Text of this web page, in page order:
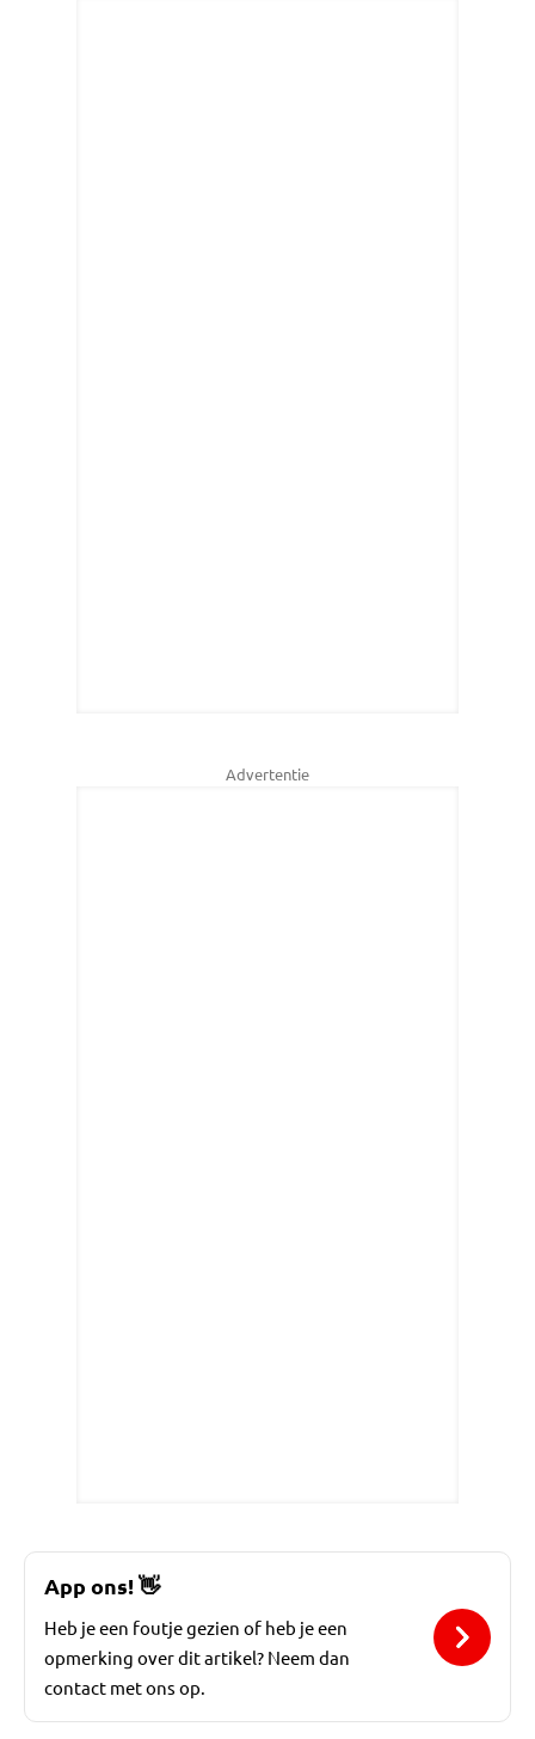
Advertentie
App ons!👋
Heb je een foutje gezien of heb je een
opmerking over dit artikel? Neem dan
contact met ons op.